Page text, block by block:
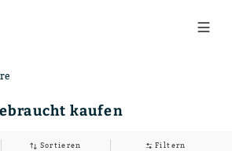
kaufen
Sortieren Filtern